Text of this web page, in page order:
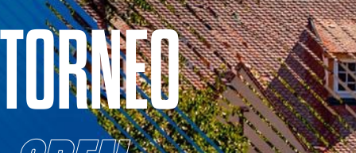
CALENDARIO
TORNEOS
NOTICIAS
MULTIMEDIA
SCOREBOARD
STREAMING
TORNEO